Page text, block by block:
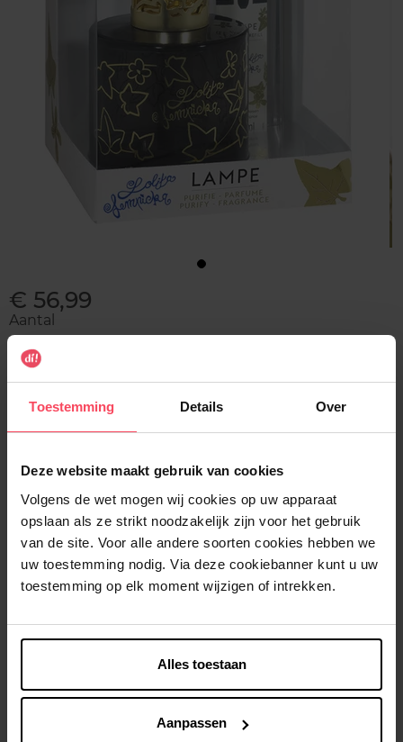
Toestemming Details Over
Deze website maakt gebruik van cookies
Volgens de wet mogen wij cookies op uw apparaat
opslaan als ze strikt noodzakelijk zijn voor het gebruik
van de site. Voor alle andere soorten cookies hebben we
uw toestemming nodig. Via deze cookiebanner kunt u uw
toestemming op elk moment wijzigen of intrekken.
Alles toestaan
Aanpassen
€ 56,99
Aantal
1
Levering
Voorradig
In winkelmandje
Gratis levering bij aankoop van min. 35€.
Gratis retour in je winkelpunt
Verzending binnen 24u